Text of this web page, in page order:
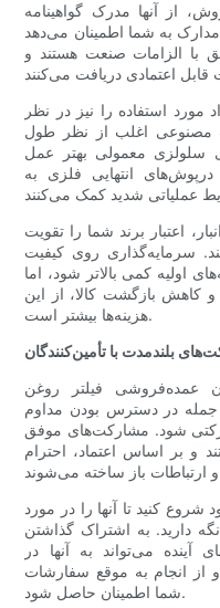
از آنها مدرک گواهینامه
به شما اطمینان می‌دهد
با الزامات صنعت هستند و
مورد استفاده را نیز در نظر
مصنوعی اغلب از نظر طول
سلولزی معمولی بهتر عمل
انتهایی فلزی به
اعتبار برند شما را تقویت
سرمایه‌گذاری روی کیفیت
اولیه کمی بالاتر شود، اما
کاهش بازگشت کالا، از این
هزینه‌ها بیشتر است.
بلندمدت با تأمین‌کنندگان
عمده‌فروشی فیلتر روغن
جمله در دسترس بودن مداوم
شود. مشارکت‌های موفق
و بر اساس اعتماد، احترام
شروع کنید تا آنها را در مورد
دارید. به اشتراک گذاشتن
آینده می‌تواند به آنها در
از انجام به موقع سفارشات
شما اطمینان حاصل شود.